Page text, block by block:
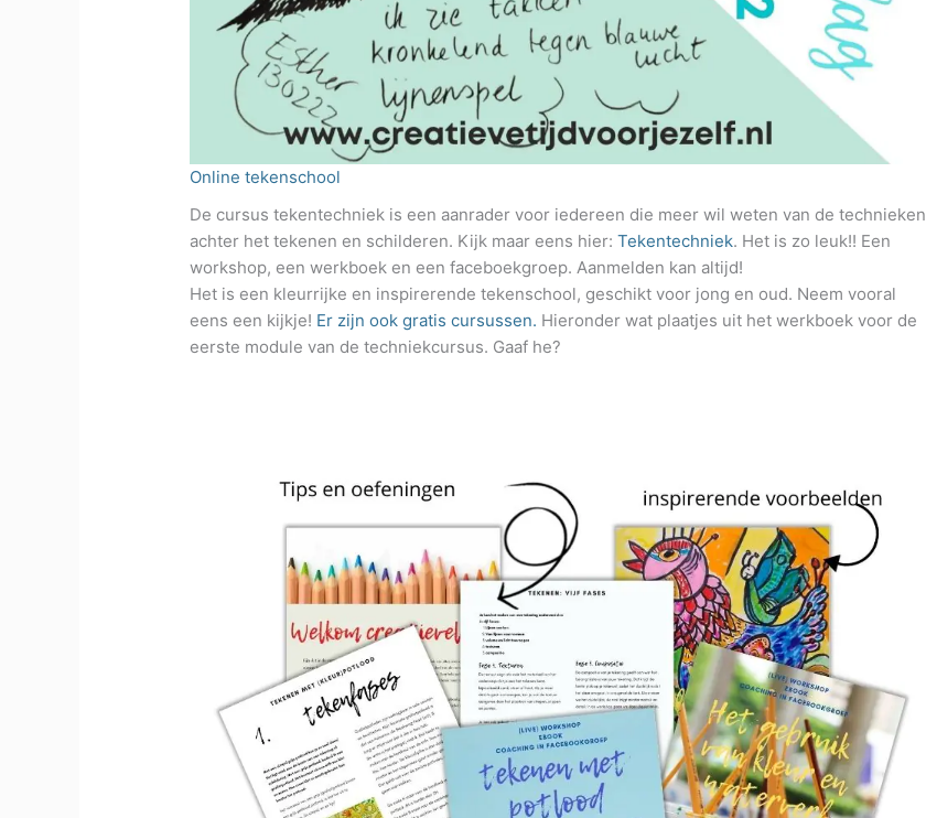
Online tekenschool
De cursus tekentechniek is een aanrader voor iedereen die meer wil weten van de technieken
achter het tekenen en schilderen. Kijk maar eens hier:Tekentechniek. Het is zo leuk!! Een
workshop, een werkboek en een faceboekgroep. Aanmelden kan altijd!
Het is een kleurrijke en inspirerende tekenschool, geschikt voor jong en oud. Neem vooral
eens een kijkje! Er zijn ook gratis cursussen. Hieronder wat plaatjes uit het werkboek voor de
eerste module van de techniekcursus. Gaaf he?